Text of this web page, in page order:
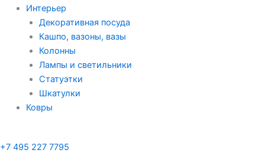
Интерьер
Декоративная посуда
Кашпо, вазоны, вазы
Колонны
Лампы и светильники
Статуэтки
Шкатулки
Ковры
+7 495 227 7795